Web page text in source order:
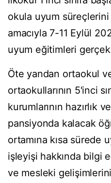
okula uyum
amacıyla 7-11 Eylül
uyum eğitimleri
Öte yandan ortaokul
ortaokullarının 5'inci
kurumlarının hazırlık
pansiyonda kalacak
ortamına kısa sürede
işleyişi hakkında bilgi
ve mesleki